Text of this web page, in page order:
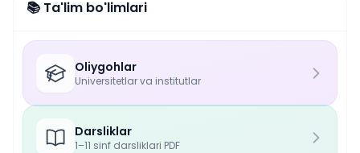
📚 Ta'lim bo'limlari
Oliygohlar
Universitetlar va institutlar
Darsliklar
1–11 sinf darsliklari PDF